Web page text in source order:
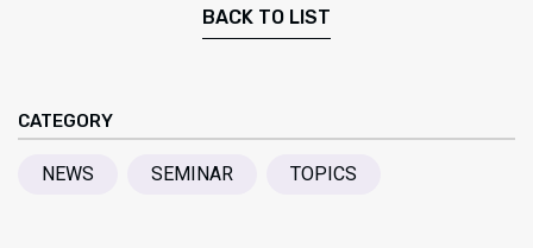
BACK TO LIST
CATEGORY
NEWS SEMINAR TOPICS